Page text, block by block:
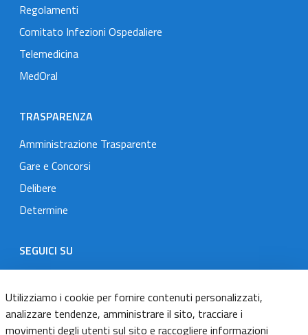
Regolamenti
Comitato Infezioni Ospedaliere
Telemedicina
MedOral
TRASPARENZA
Amministrazione Trasparente
Gare e Concorsi
Delibere
Determine
SEGUICI SU
Designers Italia
TwitterInstagramYoutubeLinkedin
Utilizziamo i cookie per fornire contenuti personalizzati,
analizzare tendenze, amministrare il sito, tracciare i
movimenti degli utenti sul sito e raccogliere informazioni